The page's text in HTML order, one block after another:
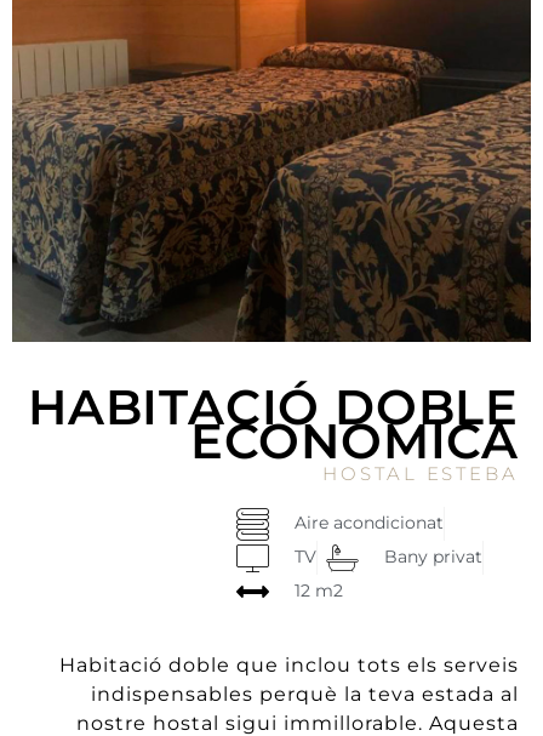
HABITACIÓ DOBLE
ECONÓMICA
HOSTAL ESTEBA
Aire acondicionat
TV
Bany privat
12 m2
Habitació doble que inclou tots els serveis
indispensables perquè la teva estada al
nostre hostal sigui immillorable. Aquesta